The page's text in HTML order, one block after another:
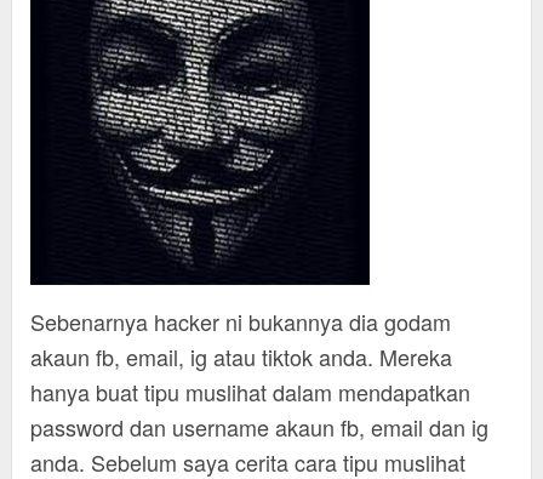
Sebenarnya hacker ni bukannya dia godam
akaun fb, email, ig atau tiktok anda. Mereka
hanya buat tipu muslihat dalam mendapatkan
password dan username akaun fb, email dan ig
anda. Sebelum saya cerita cara tipu muslihat